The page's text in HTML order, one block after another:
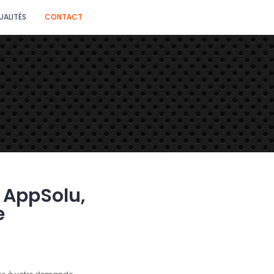
CONTACT